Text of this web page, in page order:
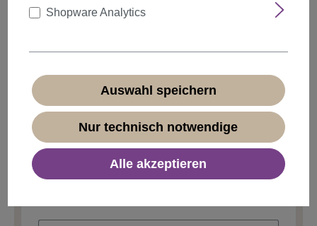
ab5 5% 1,89 €*
ab20 20% 1,59 €*
1,99 €*
* Preise inkl. MwSt. zzgl.Versandkosten
Sofort verfügbar, Lieferzeit 1-3 Tage
Shopware Analytics
Auswahl speichern
Nur technisch notwendige
Alle akzeptieren